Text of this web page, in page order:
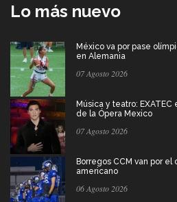
Lo más nuevo
México va por pase
en Alemania
07 Agosto 2026
Música y teatro:
de la Ópera Mexico
07 Agosto 2026
Borregos CCM van por
americano
06 Agosto 2026